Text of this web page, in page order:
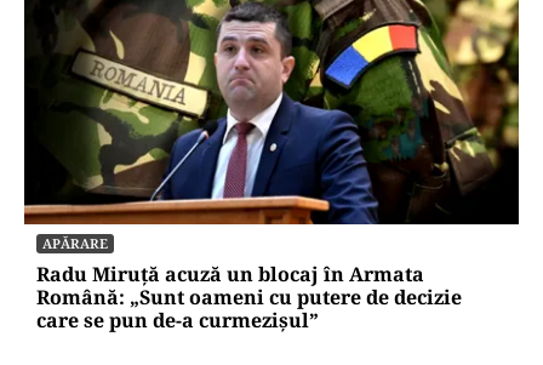
APĂRARE
Radu Miruță acuză un blocaj în Armata
Română: „Sunt oameni cu putere de decizie
care se pun de-a curmezișul”